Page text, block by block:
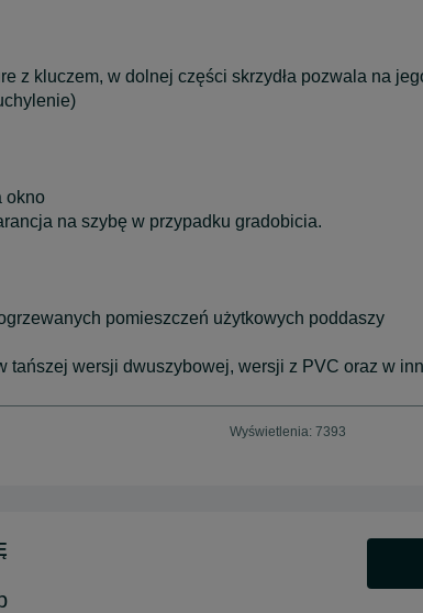
z kluczem, w dolnej części skrzydła pozwala na
okno
na szybę w przypadku gradobicia.
pomieszczeń użytkowych poddaszy
tańszej wersji dwuszybowej, wersji z PVC oraz w
Wyświetlenia: 7393